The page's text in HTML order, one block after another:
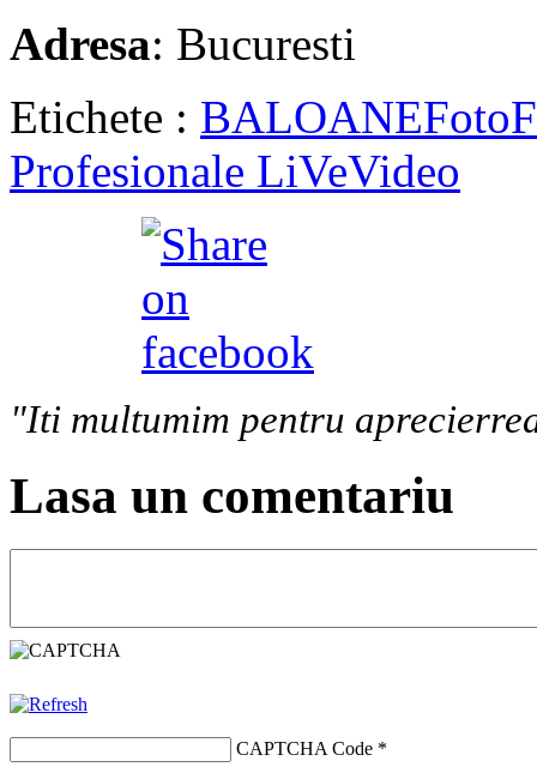
Adresa: Bucuresti
Etichete : BALOANEFoto
Profesionale LiVeVideo
"Iti multumim pentru
Lasa un comentariu
CAPTCHA Code *